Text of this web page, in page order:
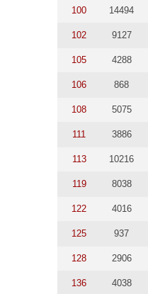
100 14494
102 9127
105 4288
106 868
108 5075
111 3886
113 10216
119 8038
122 4016
125 937
128 2906
136 4038